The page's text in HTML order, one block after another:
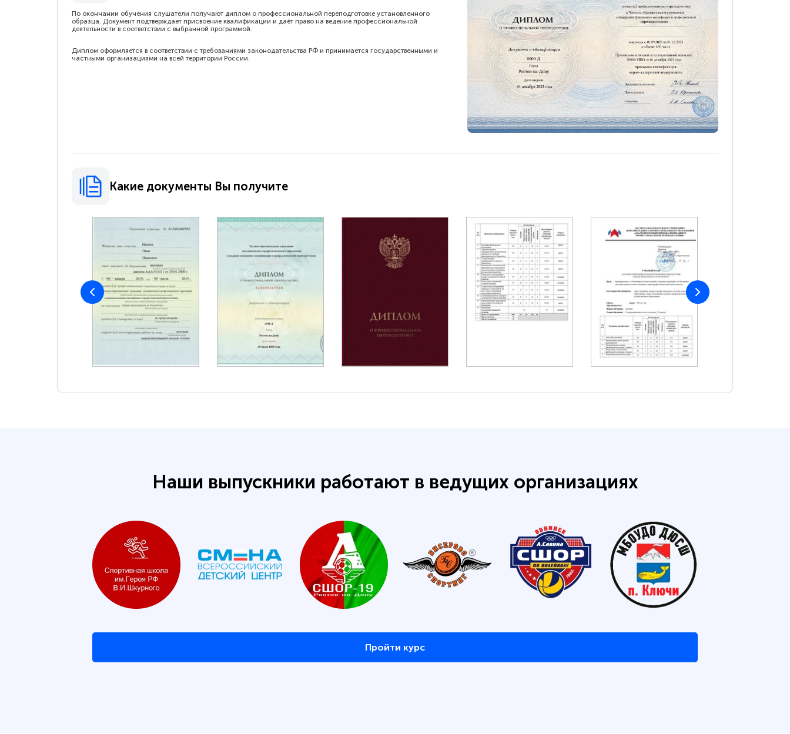
По окончании обучения слушатели получают диплом о профессиональной переподготовке установленного
образца. Документ подтверждает присвоение квалификации и даёт право на ведение профессиональной
деятельности в соответствии с выбранной программой.
Диплом оформляется в соответствии с требованиями законодательства РФ и принимается государственными и
частными организациями на всей территории России.
Какие документы Вы получите
Наши выпускники работают в ведущих организациях
Пройти курс